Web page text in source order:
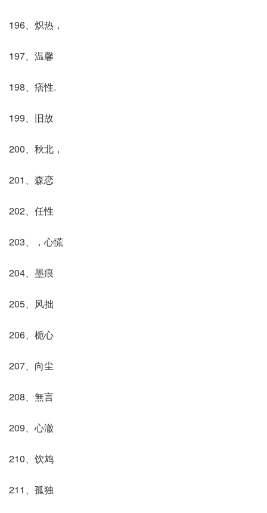
196、炽热，
197、温馨
198、痞性.
199、旧故
200、秋北，
201、森恋
202、任性
203、，心慌
204、墨痕
205、风拙
206、栀心
207、向尘
208、無言
209、心澈
210、饮鸩
211、孤独